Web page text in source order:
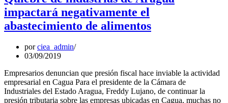
impactará negativamente el
abastecimiento de alimentos
porciea_admin
03/09/2019
Empresarios denuncian que presión fiscal hace inviable la actividad
empresarial en Cagua Para el presidente de la Cámara de
Industriales del Estado Aragua, Freddy Lujano, de continuar la
presión tributaria sobre las empresas ubicadas en Cagua, muchas no